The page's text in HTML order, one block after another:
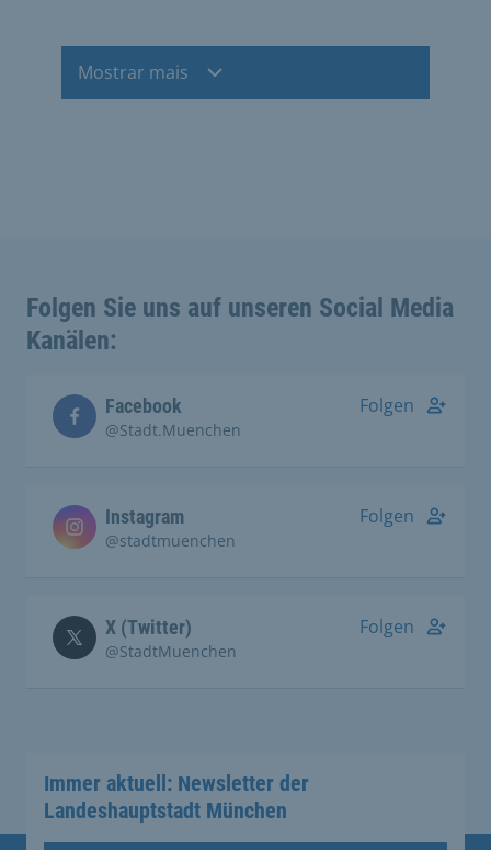
Mostrar mais
Folgen Sie uns auf unseren Social Media
Kanälen:
Facebook
@Stadt.Muenchen
Folgen
Instagram
@stadtmuenchen
Folgen
X (Twitter)
@StadtMuenchen
Folgen
Immer aktuell: Newsletter der
Landeshauptstadt München